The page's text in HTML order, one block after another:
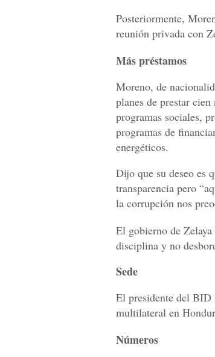
Posteriormente,
reunión privada con
Más préstamos
Moreno, de
planes de prestar
programas sociales,
programas de
energéticos.
Dijo que su deseo es
transparencia pero
la corrupción nos
El gobierno de
disciplina y no
Sede
El presidente del BID
multilateral en
Números